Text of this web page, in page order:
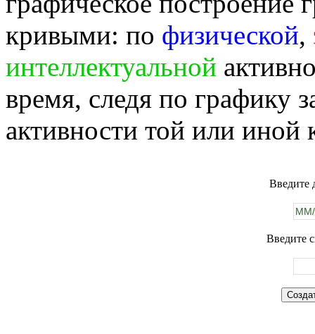
кривыми: по физической,
интеллектуальной
время, следя по графику
активности той или иной
Введите
Введите